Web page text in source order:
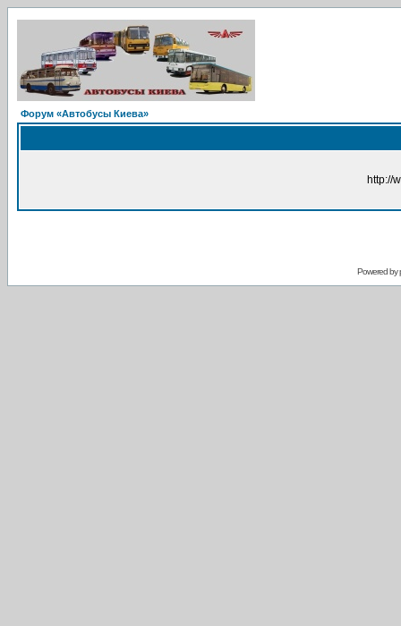
Форум «Автобусы Киева»
http://
Powered by